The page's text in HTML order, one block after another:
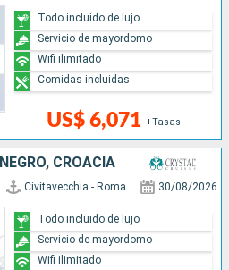
US$ 6,071 +Tasas
Todo incluido de lujo
Servicio de mayordomo
Wifi ilimitado
Comidas incluidas
CROACIA
Civitavecchia - Roma 30/08/2026
Todo incluido de lujo
Servicio de mayordomo
Wifi ilimitado